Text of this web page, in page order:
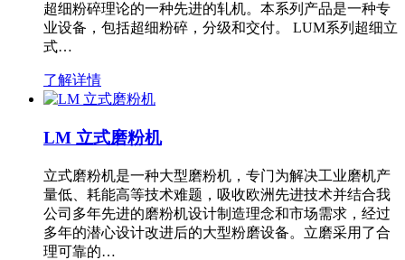
超细粉碎理论的一种先进的轧机。本系列产品是一种专
业设备，包括超细粉碎，分级和交付。 LUM系列超细立
式…
了解详情
LM 立式磨粉机
立式磨粉机是一种大型磨粉机，专门为解决工业磨机产
量低、耗能高等技术难题，吸收欧洲先进技术并结合我
公司多年先进的磨粉机设计制造理念和市场需求，经过
多年的潜心设计改进后的大型粉磨设备。立磨采用了合
理可靠的…